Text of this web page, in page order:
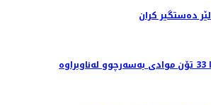
دەستگیر كران